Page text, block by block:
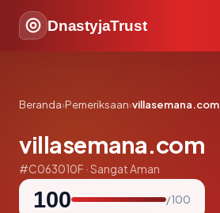
DnastyjaTrust
Beranda›Pemeriksaan›villasemana.com
villasemana.com
#C063010F · Sangat Aman
100 / 100